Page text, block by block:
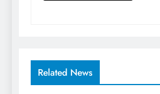
Related News